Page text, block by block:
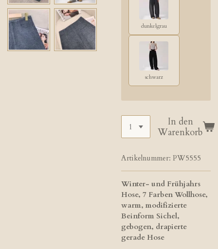
dunkelgrau
schwarz
In den
Warenkorb
Artikelnummer: PW5555
Winter- und Frühjahrs
Hose, 7 Farben Wollhose,
warm, modifizierte
Beinform Sichel,
gebogen, drapierte
gerade Hose